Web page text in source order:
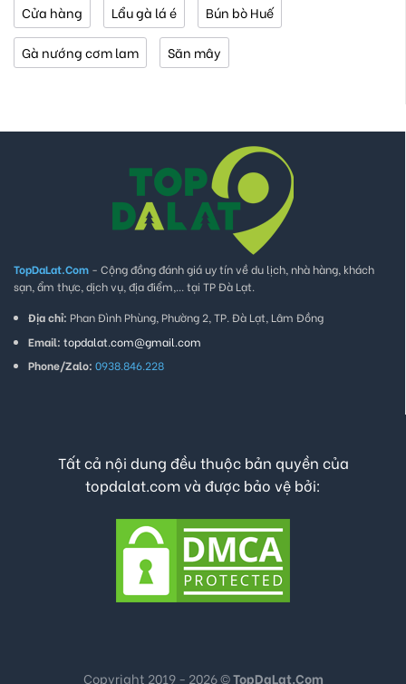
Cửa hàng Lẩu gà lá é Bún bò Huế
Gà nướng cơm lam Săn mây
TopDaLat.Com - Cộng đồng đánh giá uy tín về du lịch, nhà hàng, khách
sạn, ẩm thực, dịch vụ, địa điểm,... tại TP Đà Lạt.
Địa chỉ: Phan Đình Phùng, Phường 2, TP. Đà Lạt, Lâm Đồng
Email: topdalat.com@gmail.com
Phone/Zalo: 0938.846.228
Tất cả nội dung đều thuộc bản quyền của
topdalat.com và được bảo vệ bởi:
Copyright 2019 - 2026 ©TopDaLat.Com